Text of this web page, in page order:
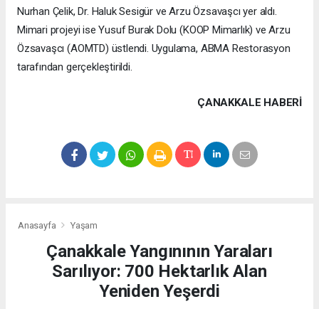
Nurhan Çelik, Dr. Haluk Sesigür ve Arzu Özsavaşcı yer aldı.
Mimari projeyi ise Yusuf Burak Dolu (KOOP Mimarlık) ve Arzu
Özsavaşcı (AOMTD) üstlendi. Uygulama, ABMA Restorasyon
tarafından gerçekleştirildi.
ÇANAKKALE HABERİ
Anasayfa Yaşam
Çanakkale Yangınının Yaraları
Sarılıyor: 700 Hektarlık Alan
Yeniden Yeşerdi